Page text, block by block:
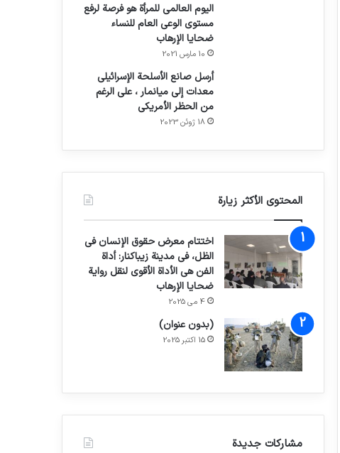
اليوم العالمي للمرأة هو فرصة لرفع
مستوى الوعي العام للنساء
ضحايا الإرهاب
10 مارس 2021
أرسل صانع الأسلحة الإسرائيلي
معدات إلى ميانمار ، على الرغم
من الحظر الأمريكي
18 ژوئن 2023
المحتوى الأكثر زيارة
اختتام معرض حقوق الإنسان في
الظل، في مدينة زيباكنار: أداة
الفن هي الأداة الأقوى لنقل رواية
ضحايا الإرهاب
4 می 2025
(بدون عنوان)
15 اکتبر 2025
مشاركات جديدة